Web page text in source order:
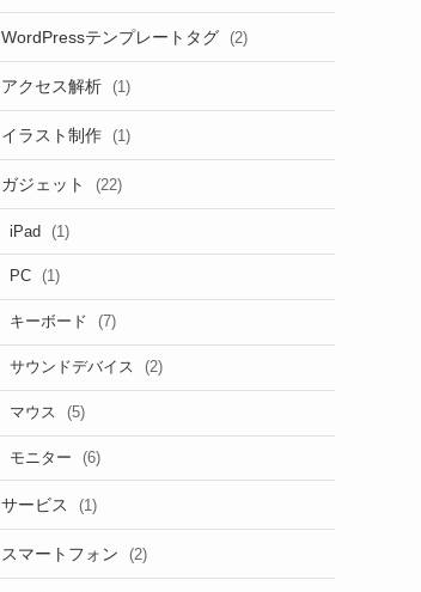
WordPressテンプレートタグ (2)
アクセス解析 (1)
イラスト制作 (1)
ガジェット (22)
iPad (1)
PC (1)
キーボード (7)
サウンドデバイス (2)
マウス (5)
モニター (6)
サービス (1)
スマートフォン (2)